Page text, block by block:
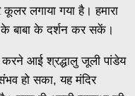
कूलर लगाया गया है। हमारा
के बाबा के दर्शन कर सकें।
करने आई श्रद्धालु जूली पांडेय
हो सका, यह मंदिर